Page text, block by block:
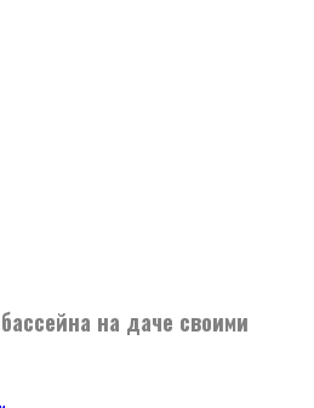
на даче своими